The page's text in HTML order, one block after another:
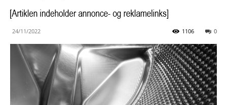
24/11/2022 0
1106